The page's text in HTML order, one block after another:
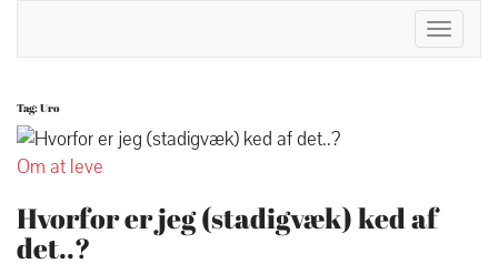
Toggle
Tag: Uro
Om at leve
Hvorfor er jeg (stadigvæk) ked af
det..?